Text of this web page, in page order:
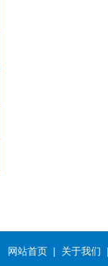
网站首页 | 关于我们